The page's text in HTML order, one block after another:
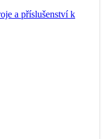
a příslušenství k